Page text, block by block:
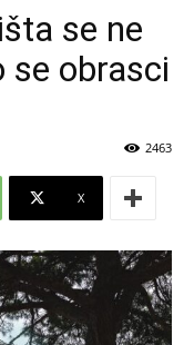
se ne
se obrasci
2463
X